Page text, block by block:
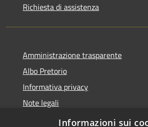
Richiesta di assistenza
Amministrazione trasparente
Albo Pretorio
Informativa privacy
Note legali
Dichiarazione di accessibilità
Informazioni sui